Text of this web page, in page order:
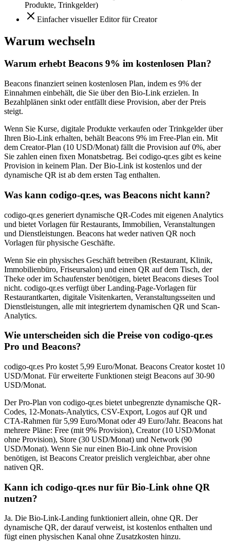
Produkte, Trinkgelder)
Einfacher visueller Editor für Creator
Warum wechseln
Warum erhebt Beacons 9% im kostenlosen Plan?
Beacons finanziert seinen kostenlosen Plan, indem es 9% der
Einnahmen einbehält, die Sie über den Bio-Link erzielen. In
Bezahlplänen sinkt oder entfällt diese Provision, aber der Preis
steigt.
Wenn Sie Kurse, digitale Produkte verkaufen oder Trinkgelder über
Ihren Bio-Link erhalten, behält Beacons 9% im Free-Plan ein. Mit
dem Creator-Plan (10 USD/Monat) fällt die Provision auf 0%, aber
Sie zahlen einen fixen Monatsbetrag. Bei codigo-qr.es gibt es keine
Provision in keinem Plan. Der Bio-Link ist kostenlos und der
dynamische QR ist ab dem ersten Tag enthalten.
Was kann codigo-qr.es, was Beacons nicht kann?
codigo-qr.es generiert dynamische QR-Codes mit eigenen Analytics
und bietet Vorlagen für Restaurants, Immobilien, Veranstaltungen
und Dienstleistungen. Beacons hat weder nativen QR noch
Vorlagen für physische Geschäfte.
Wenn Sie ein physisches Geschäft betreiben (Restaurant, Klinik,
Immobilienbüro, Friseursalon) und einen QR auf dem Tisch, der
Theke oder im Schaufenster benötigen, bietet Beacons dieses Tool
nicht. codigo-qr.es verfügt über Landing-Page-Vorlagen für
Restaurantkarten, digitale Visitenkarten, Veranstaltungsseiten und
Dienstleistungen, alle mit integriertem dynamischen QR und Scan-
Analytics.
Wie unterscheiden sich die Preise von codigo-qr.es
Pro und Beacons?
codigo-qr.es Pro kostet 5,99 Euro/Monat. Beacons Creator kostet 10
USD/Monat. Für erweiterte Funktionen steigt Beacons auf 30-90
USD/Monat.
Der Pro-Plan von codigo-qr.es bietet unbegrenzte dynamische QR-
Codes, 12-Monats-Analytics, CSV-Export, Logos auf QR und
CTA-Rahmen für 5,99 Euro/Monat oder 49 Euro/Jahr. Beacons hat
mehrere Pläne: Free (mit 9% Provision), Creator (10 USD/Monat
ohne Provision), Store (30 USD/Monat) und Network (90
USD/Monat). Wenn Sie nur einen Bio-Link ohne Provision
benötigen, ist Beacons Creator preislich vergleichbar, aber ohne
nativen QR.
Kann ich codigo-qr.es nur für Bio-Link ohne QR
nutzen?
Ja. Die Bio-Link-Landing funktioniert allein, ohne QR. Der
dynamische QR, der darauf verweist, ist kostenlos enthalten und
fügt einen physischen Kanal ohne Zusatzkosten hinzu.